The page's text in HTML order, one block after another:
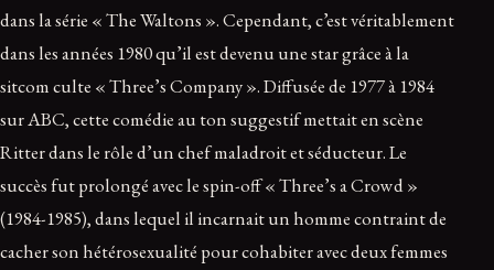
dans la série « The Waltons ». Cependant, c’est véritablement
dans les années 1980 qu’il est devenu une star grâce à la
sitcom culte « Three’s Company ». Diffusée de 1977 à 1984
sur ABC, cette comédie au ton suggestif mettait en scène
Ritter dans le rôle d’un chef maladroit et séducteur. Le
succès fut prolongé avec le spin-off « Three’s a Crowd »
(1984-1985), dans lequel il incarnait un homme contraint de
cacher son hétérosexualité pour cohabiter avec deux femmes